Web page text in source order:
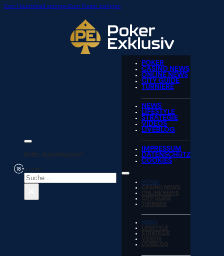
Zum Hauptinhalt springenZum Footer springen
Seite durchsuchen
POKER
CASINO NEWS
ONLINE NEWS
CITY GUIDE
TURNIERE
NEWS
LIFESTYLE
STRATEGIE
VIDEOS
LIVEBLOG
IMPRESSUM
DATENSCHUTZ
COOKIES
POKER
CASINO NEWS
ONLINE NEWS
CITY GUIDE
TURNIERE
NEWS
LIFESTYLE
STRATEGIE
VIDEOS
LIVEBLOG